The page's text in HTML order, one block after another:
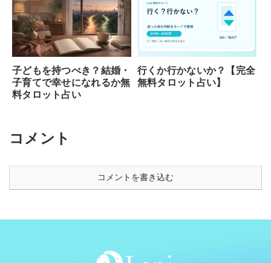
子どもを持つべき？結婚・
子育てで幸せになれるか無
料タロット占い
行くか行かないか？【完全
無料タロット占い】
コメント
コメントを書き込む